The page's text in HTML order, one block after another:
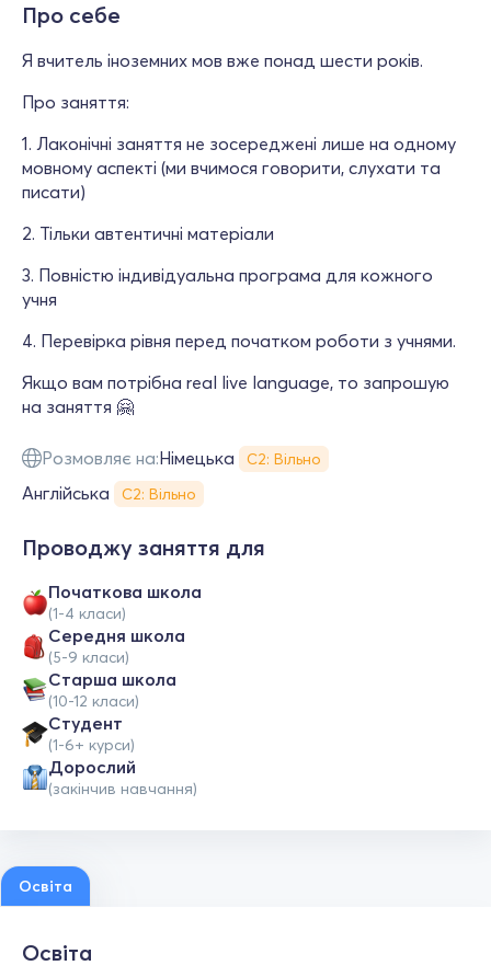
Про себе
Я вчитель іноземних мов вже понад шести років.
Про заняття:
1. Лаконічні заняття не зосереджені лише на одному
мовному аспекті (ми вчимося говорити, слухати та
писати)
2. Тільки автентичні матеріали
3. Повністю індивідуальна програма для кожного
учня
4. Перевірка рівня перед початком роботи з учнями.
Якщо вам потрібна real live language, то запрошую
на заняття 🤗
Розмовляє на:Німецька С2: Вільно
Англійська С2: Вільно
Проводжу заняття для
Початкова школа
(1-4 класи)
Середня школа
(5-9 класи)
Старша школа
(10-12 класи)
Студент
(1-6+ курси)
Дорослий
(закінчив навчання)
Освіта
Освіта